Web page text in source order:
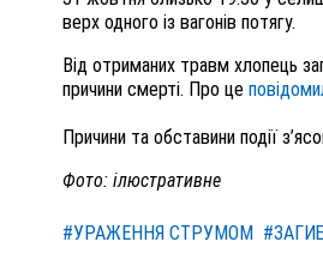
верх одного із вагонів потягу.
Від отриманих травм хлопець
причини смерті. Про це
Причини та обставини події
Фото: ілюстративне
#УРАЖЕННЯ СТРУМОМ